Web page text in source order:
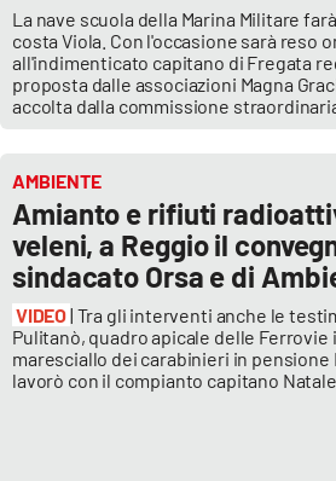
La nave scuola della Marina Militare
costa Viola. Con l'occasione sarà reso
all'indimenticato capitano di Fregata
proposta dalle associazioni Magna
accolta dalla commissione
AMBIENTE
Amianto e rifiuti
veleni, a Reggio il
sindacato Orsa e di
VIDEO| Tra gli interventi anche le
Pulitanò, quadro apicale delle Ferrovie
maresciallo dei carabinieri in pensione
lavorò con il compianto capitano Natale